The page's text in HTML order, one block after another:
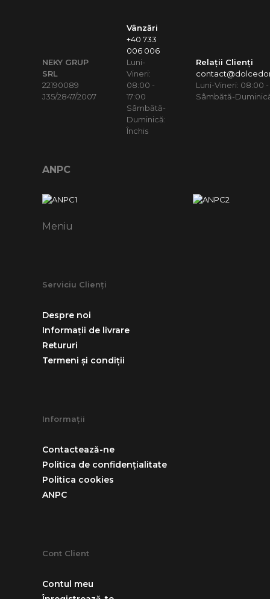
NEKY GRUP
SRL
22190089
J35/2847/2007
Vânzări
+40 733
006 006
Luni-
Vineri:
08:00 -
17:00
Sâmbătă-
Duminică:
Închis
Relații Clienți
Luni-Vineri: 08:00 -
Sâmbătă-
ANPC
Meniu
Serviciu Clienți
Despre noi
Informații de livrare
Retururi
Termeni și condiții
Informații
Contactează-ne
Politica de confidențialitate
Politica cookies
ANPC
Cont Client
Contul meu